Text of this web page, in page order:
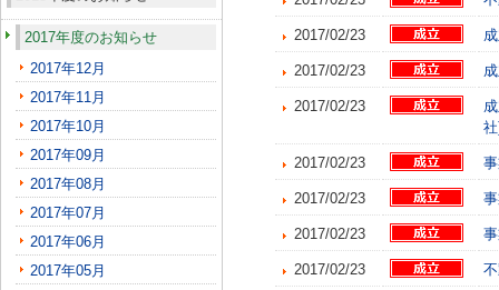
2017年度のお知らせ
2017年12月
2017年11月
2017年10月
2017年09月
2017年08月
2017年07月
2017年06月
2017年05月
2017/02/23
2017/02/23
2017/02/23
2017/02/23
2017/02/23
2017/02/23
2017/02/23